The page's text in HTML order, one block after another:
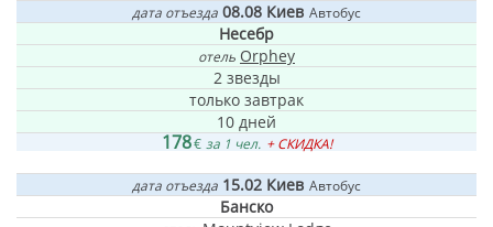
дата отъезда 08.08 Киев Автобус
Несебр
отель Orphey
2 звезды
только завтрак
10 дней
178€ за 1 чел. + СКИДКА!
дата отъезда 15.02 Киев Автобус
Банско